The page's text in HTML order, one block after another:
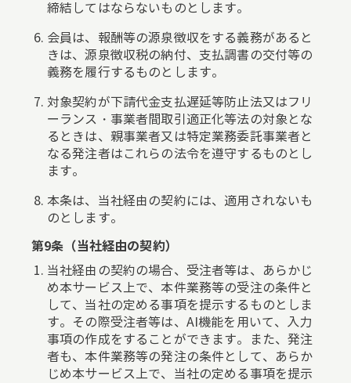
締結してはならないものとします。
会員は、報酬等の源泉徴収をする義務があると
きは、源泉徴収税の納付、支払調書の交付等の
義務を履行するものとします。
対象契約が下請代金支払遅延等防止法又はフリ
ーランス・事業者間取引適正化等法の対象とな
るときは、親事業者又は特定業務委託事業者と
なる発注者はこれらの法令を遵守するものとし
ます。
本条は、当社経由の契約には、適用されないも
のとします。
第9条（当社経由の契約）
当社経由の契約の場合、受注者等は、あらかじ
め本サービス上で、本件業務等の受注の条件と
して、当社の定める事項を提示するものとしま
す。その際受注者等は、AI機能を用いて、入力
事項の作成をすることができます。また、発注
者も、本件業務等の発注の条件として、あらか
じめ本サービス上で、当社の定める事項を提示